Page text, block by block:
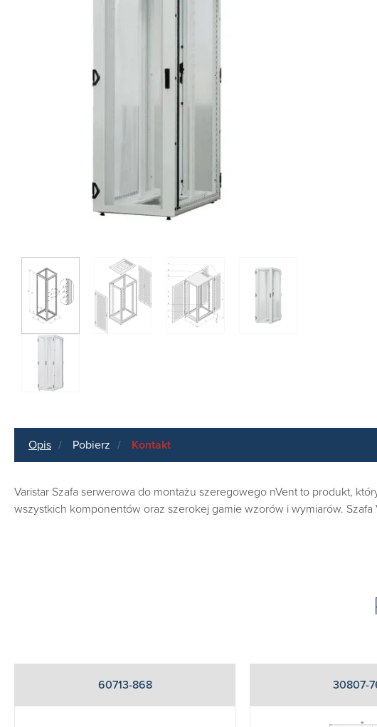
Opis Pobierz Kontakt
Varistar Szafa serwerowa do montażu szeregowego nVent to produkt,
wszystkich komponentów oraz szerokej gamie wzorów i wymiarów.
60713-868 30807-